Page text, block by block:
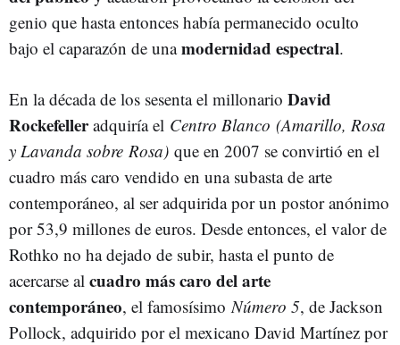
genio que hasta entonces había permanecido oculto
bajo el caparazón de unamodernidad espectral.
En la década de los sesenta el millonario David
Rockefelleradquiría el Centro Blanco (Amarillo, Rosa
y Lavanda sobre Rosa) que en 2007 se convirtió en el
cuadro más caro vendido en una subasta de arte
contemporáneo, al ser adquirida por un postor anónimo
por 53,9 millones de euros. Desde entonces, el valor de
Rothko no ha dejado de subir, hasta el punto de
acercarse al cuadro más caro del arte
contemporáneo, el famosísimoNúmero 5, de Jackson
Pollock, adquirido por el mexicano David Martínez por